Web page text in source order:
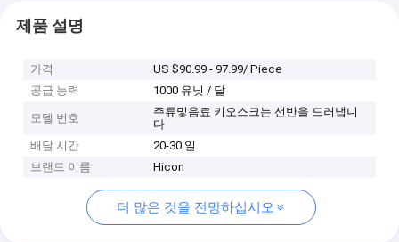
제품 설명
가격
US $90.99 - 97.99/ Piece
공급 능력
1000 유닛 / 달
모델 번호
주류및음료 키오스크는 선반을 드러냅니
다
배달 시간
20-30 일
브랜드 이름
Hicon
더 많은 것을 전망하십시오